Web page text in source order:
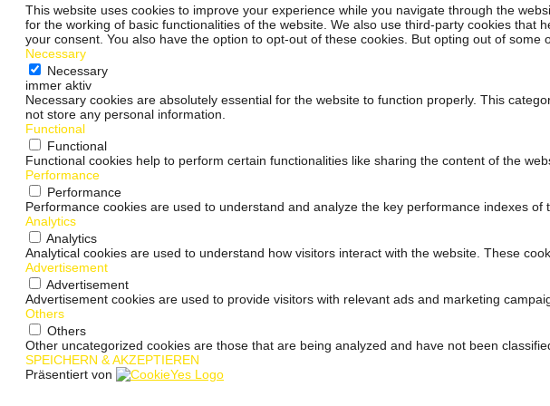
This website uses cookies to improve your experience while you navigate through the
for the working of basic functionalities of the website. We also use third-party cookies
your consent. You also have the option to opt-out of these cookies. But opting out of some
Necessary
Necessary
immer aktiv
Necessary cookies are absolutely essential for the website to function properly. This
not store any personal information.
Functional
Functional
Functional cookies help to perform certain functionalities like sharing the content of the
Performance
Performance
Performance cookies are used to understand and analyze the key performance indexes
Analytics
Analytics
Analytical cookies are used to understand how visitors interact with the website. These
Advertisement
Advertisement
Advertisement cookies are used to provide visitors with relevant ads and marketing
Others
Others
Other uncategorized cookies are those that are being analyzed and have not been
SPEICHERN & AKZEPTIEREN
Präsentiert von